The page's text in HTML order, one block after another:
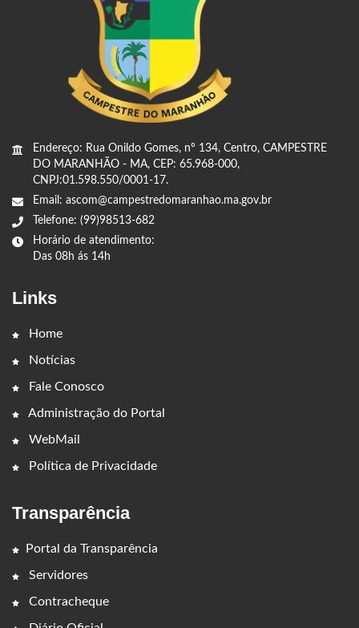
Endereço: Rua Onildo Gomes, nº 134, Centro, CAMPESTRE
DO MARANHÃO - MA, CEP: 65.968-000,
CNPJ:01.598.550/0001-17.
Email: ascom@campestredomaranhao.ma.gov.br
Telefone: (99)98513-682
Horário de atendimento:
Das 08h ás 14h
Links
Home
Notícias
Fale Conosco
Administração do Portal
WebMail
Política de Privacidade
Transparência
Portal da Transparência
Servidores
Contracheque